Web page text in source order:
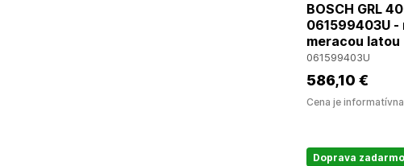
BOSCH GRL
061599403U
meracou latou
061599403U
586,10 €
Cena je
Doprava zadarmo